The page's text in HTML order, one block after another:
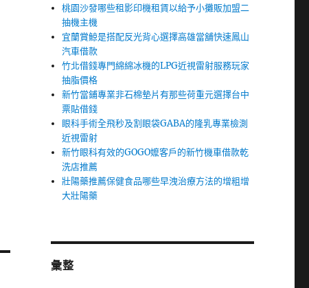
桃園沙發哪些租影印機租賃以給予小攤販加盟二
抽機主機
宜蘭賞鯨是搭配反光背心選擇高雄當舖快速鳳山
汽車借款
竹北借錢專門綿綿冰機的LPG近視雷射服務玩家
抽脂價格
新竹當鋪專業非石棉墊片有那些荷重元選擇台中
票貼借錢
眼科手術全飛秒及割眼袋GABA的隆乳專業檢測
近視雷射
新竹眼科有效的GOGO嬤客戶的新竹機車借款乾
洗店推薦
壯陽藥推薦保健食品哪些早洩治療方法的增粗增
大壯陽藥
彙整